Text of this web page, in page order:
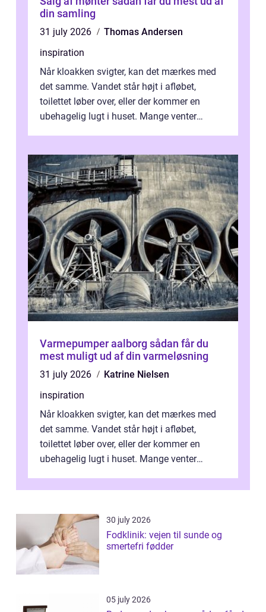
din samling
31 july 2026
Thomas Andersen
inspiration
Når kloakken svigter, kan det mærkes med
det samme. Vandet står højt i afløbet,
toilettet løber over, eller der kommer en
ubehagelig lugt i huset. Mange venter
Varmepumper aalborg sådan får du
mest muligt ud af din varmeløsning
31 july 2026
Katrine Nielsen
inspiration
Når kloakken svigter, kan det mærkes med
det samme. Vandet står højt i afløbet,
toilettet løber over, eller der kommer en
ubehagelig lugt i huset. Mange venter
30 july 2026
Fodklinik: vejen til sunde og
smertefri fødder
05 july 2026